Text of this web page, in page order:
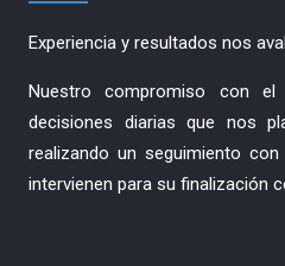
Experiencia y resultados nos
Nuestro compromiso con
decisiones diarias que nos
realizando un seguimiento
intervienen para su finalización